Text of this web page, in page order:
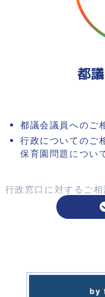
都
都議会議員へのご
行政についてのご
保育園問題につい
行政窓口に対するご
by